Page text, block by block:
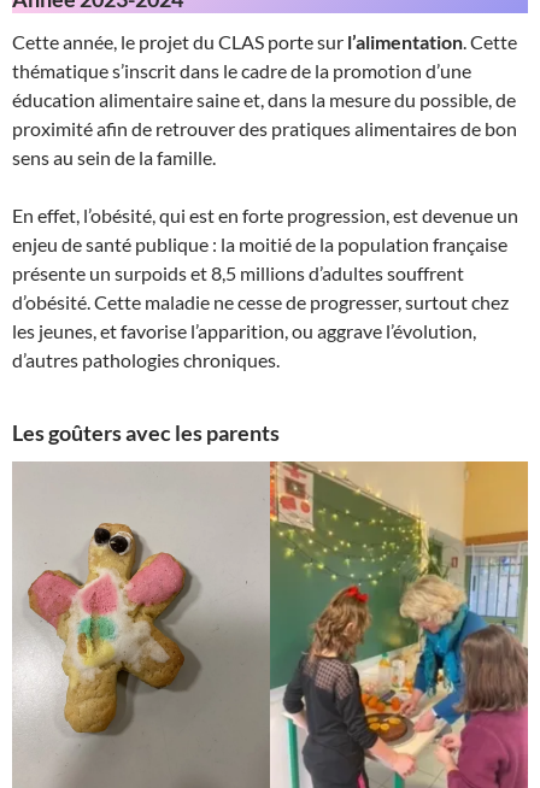
Cette année, le projet du CLAS porte sur l’alimentation. Cette
thématique s’inscrit dans le cadre de la promotion d’une
éducation alimentaire saine et, dans la mesure du possible, de
proximité afin de retrouver des pratiques alimentaires de bon
sens au sein de la famille.
En effet, l’obésité, qui est en forte progression, est devenue un
enjeu de santé publique : la moitié de la population française
présente un surpoids et 8,5 millions d’adultes souffrent
d’obésité. Cette maladie ne cesse de progresser, surtout chez
les jeunes, et favorise l’apparition, ou aggrave l’évolution,
d’autres pathologies chroniques.
Les goûters avec les parents